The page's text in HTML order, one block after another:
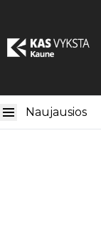
Naujausios